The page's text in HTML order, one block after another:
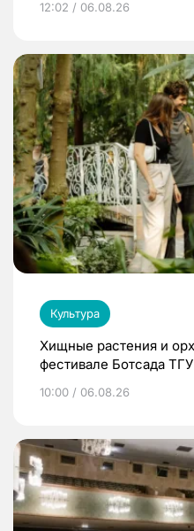
12:02 / 06.08.26
Культура
Хищные растения и
фестивале Ботсада ТГУ
10:00 / 06.08.26